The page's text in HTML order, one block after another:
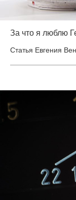
За что я люблю
Статья Евгения